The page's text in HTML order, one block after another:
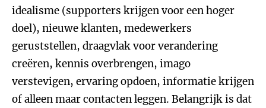
idealisme (supporters krijgen voor een hoger
doel), nieuwe klanten, medewerkers
geruststellen, draagvlak voor verandering
creëren, kennis overbrengen, imago
verstevigen, ervaring opdoen, informatie krijgen
of alleen maar contacten leggen. Belangrijk is dat